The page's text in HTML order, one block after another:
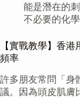
能是潛在的
不必要的化學
【實戰教學】香
頻率
許多朋友常問「身
議。因為頭皮肌膚